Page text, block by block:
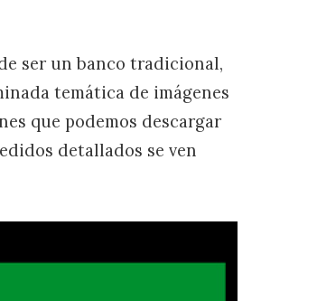
ser un banco tradicional,
temática de imágenes
que podemos descargar
detallados se ven